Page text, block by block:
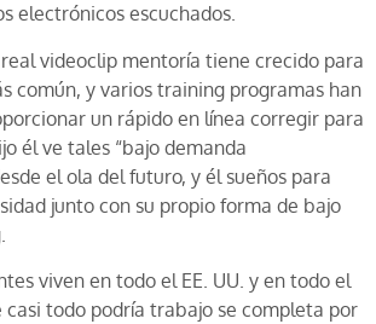
electrónicos escuchados.
videoclip mentoría tiene crecido para
común, y varios training programas han
un rápido en línea corregir para
él ve tales “bajo demanda
el ola del futuro, y él sueños para
junto con su propio forma de bajo
viven en todo el EE. UU. y en todo el
casi todo podría trabajo se completa por